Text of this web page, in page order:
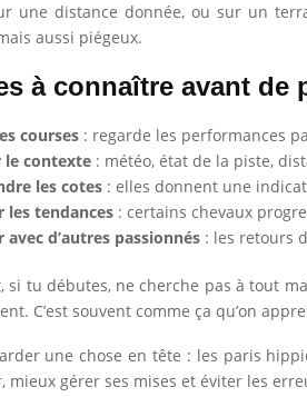
une distance donnée, ou sur un
aussi piégeux.
à connaître avant de
courses : regarde les performances
le contexte : météo, état de la piste,
les cotes : elles donnent une
les tendances : certains chevaux
avec d’autres passionnés : les retours
si tu débutes, ne cherche pas à tout
C’est souvent comme ça qu’on
une chose en tête : les paris
mieux gérer ses mises et éviter les